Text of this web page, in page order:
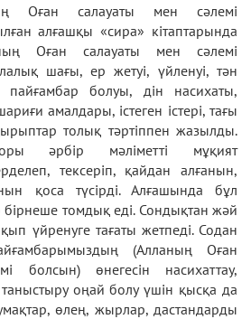
Оған салауаты мен сәлемі
алғашқы «сира» кітаптарында
Оған салауаты мен сәлемі
шағы, ер жетуі, үйленуі, тән
пайғамбар болуы, дін насихаты,
амалдары, істеген істері, тағы
толық тәртіппен жазылды.
әрбір мәліметті мұқият
тексеріп, қайдан алғанын,
қоса түсірді. Алғашында бұл
бірнеше томдық еді. Сондықтан жәй
үйренуге тағаты жетпеді. Содан
(Алланың Оған
болсын) өнегесін насихаттау,
оңай болу үшін қысқа да
өлең, жырлар, дастандарды